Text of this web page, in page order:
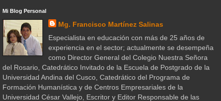
Mi Blog Personal
Mg. Francisco Martínez Salinas
Especialista en educación con más de 25 años de
experiencia en el sector; actualmente se desempeña
como Director General del Colegio Nuestra Señora
del Rosario, Catedrático Invitado de la Escuela de Postgrado de la
Universidad Andina del Cusco, Catedrático del Programa de
Formación Humanística y de Centros Empresariales de la
Universidad César Vallejo, Escritor y Editor Responsable de las